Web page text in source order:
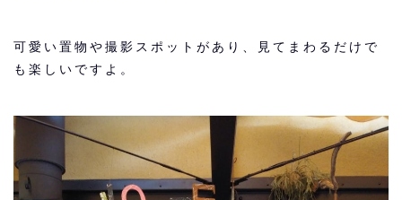
可愛い置物や撮影スポットがあり、見てまわるだけで
も楽しいですよ。